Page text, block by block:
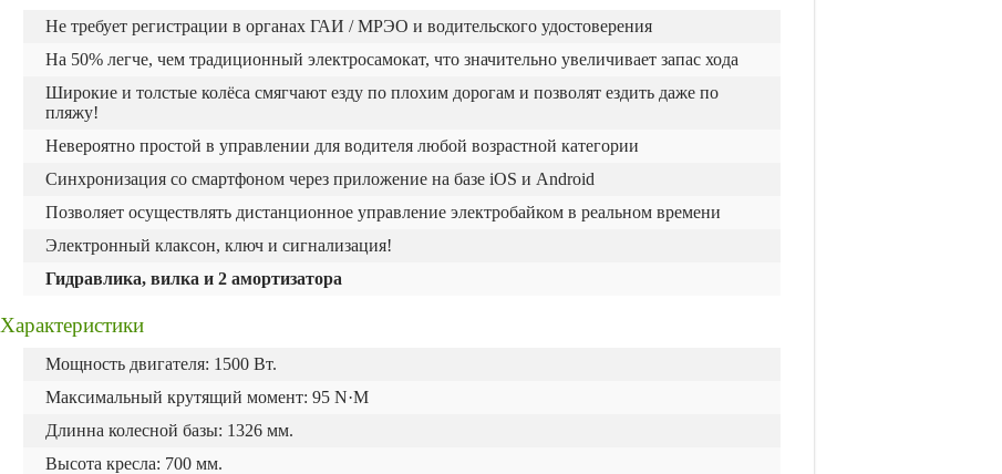
Не требует регистрации в органах ГАИ / МРЭО и водительского удостоверения
На 50% легче, чем традиционный электросамокат, что значительно увеличивает запас хода
Широкие и толстые колёса смягчают езду по плохим дорогам и позволят ездить даже по
пляжу!
Невероятно простой в управлении для водителя любой возрастной категории
Синхронизация со смартфоном через приложение на базе iOS и Android
Позволяет осуществлять дистанционное управление электробайком в реальном времени
Электронный клаксон, ключ и сигнализация!
Гидравлика, вилка и 2 амортизатора
Характеристики
Мощность двигателя: 1500 Вт.
Максимальный крутящий момент: 95 N·M
Длинна колесной базы: 1326 мм.
Высота кресла: 700 мм.